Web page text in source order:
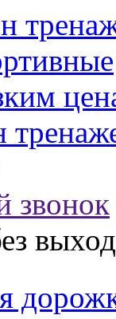
звонок